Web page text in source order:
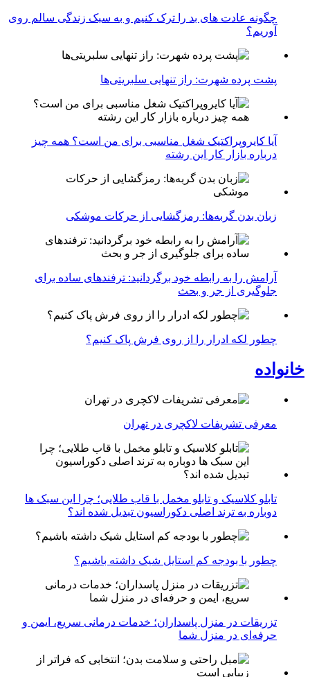
چگونه عادت‌ های بد را ترک کنیم و به سبک زندگی سالم روی
آوریم؟
پشت پرده شهرت: راز تنهایی سلبریتی‌ها
آیا کایروپراکتیک شغل مناسبی برای من است؟ همه چیز
درباره بازار کار این رشته
زبان بدن گربه‌ها: رمزگشایی از حرکات موشکی
آرامش را به رابطه خود برگردانید: ترفندهای ساده برای
جلوگیری از جر و بحث
چطور لکه ادرار را از روی فرش پاک کنیم؟
خانواده
معرفی تشریفات لاکچری در تهران
تابلو کلاسیک و تابلو مخمل با قاب طلایی؛ چرا این سبک ها
دوباره به ترند اصلی دکوراسیون تبدیل شده اند؟
چطور با بودجه کم استایل شیک داشته باشیم؟
تزریقات در منزل پاسداران؛ خدمات درمانی سریع، ایمن و
حرفه‌ای در منزل شما